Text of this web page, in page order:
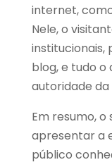
internet,
Nele, o
institucionais,
blog, e tudo
autoridade da
Em resumo,
apresentar a
público